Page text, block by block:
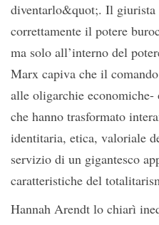
diventarlo&quot;. Il
correttamente il potere
ma solo all’interno del
Marx capiva che il
alle oligarchie
che hanno trasformato
identitaria, etica, valoriale
servizio di un gigantesco
caratteristiche del
Hannah Arendt lo chiarì